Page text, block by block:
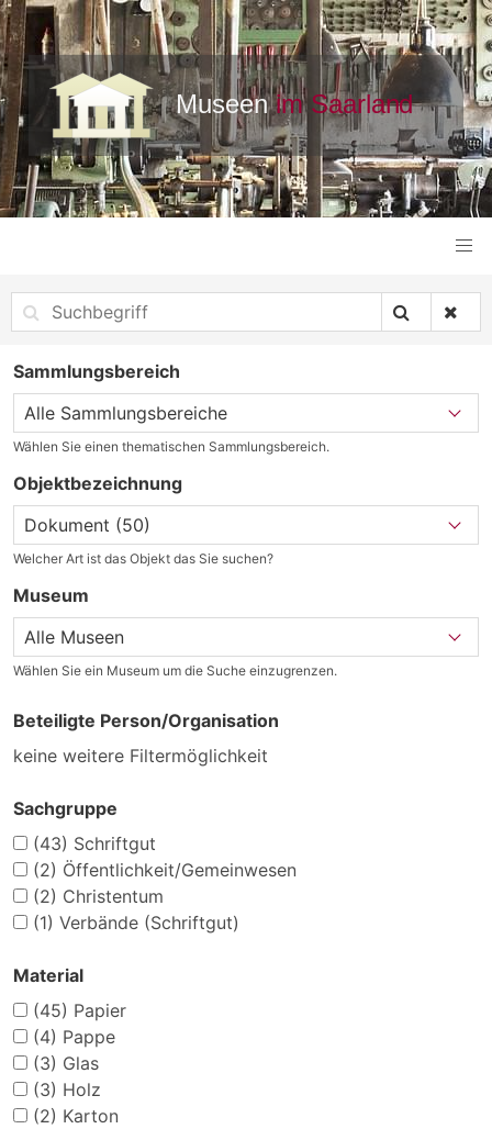
Sammlungsbereich
Wählen Sie einen thematischen Sammlungsbereich.
Objektbezeichnung
Welcher Art ist das Objekt das Sie suchen?
Museum
Wählen Sie ein Museum um die Suche einzugrenzen.
Beteiligte Person/Organisation
keine weitere Filtermöglichkeit
Sachgruppe
(43) Schriftgut
(2) Öffentlichkeit/Gemeinwesen
(2) Christentum
(1) Verbände (Schriftgut)
Material
(45) Papier
(4) Pappe
(3) Glas
(3) Holz
(2) Karton